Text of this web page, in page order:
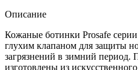
Описание
Кожаные ботинки Prosafe
глухим клапаном для защиты
загрязнений в зимний период.
изготовлены из